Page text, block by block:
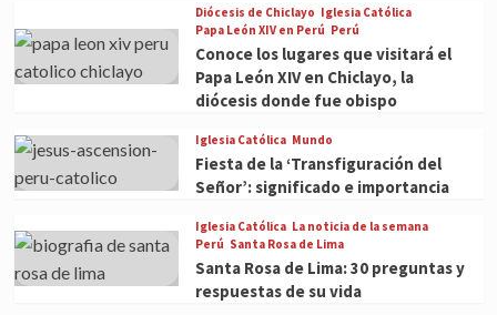
Diócesis de Chiclayo Iglesia Católica
Papa León XIV en Perú Perú
Conoce los lugares que visitará el
Papa León XIV en Chiclayo, la
diócesis donde fue obispo
Iglesia Católica Mundo
Fiesta de la ‘Transfiguración del
Señor’: significado e importancia
Iglesia Católica La noticia de la semana
Perú Santa Rosa de Lima
Santa Rosa de Lima: 30 preguntas y
respuestas de su vida